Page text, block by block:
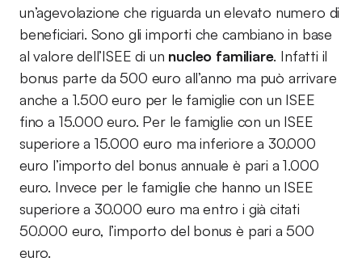
un’agevolazione che riguarda un elevato numero di
beneficiari. Sono gli importi che cambiano in base
al valore dell’ISEE di un nucleo familiare. Infatti il
bonus parte da 500 euro all’anno ma può arrivare
anche a 1.500 euro per le famiglie con un ISEE
fino a 15.000 euro. Per le famiglie con un ISEE
superiore a 15.000 euro ma inferiore a 30.000
euro l’importo del bonus annuale è pari a 1.000
euro. Invece per le famiglie che hanno un ISEE
superiore a 30.000 euro ma entro i già citati
50.000 euro, l’importo del bonus è pari a 500
euro.